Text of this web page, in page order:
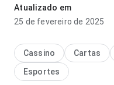
seções; os rótulos são
geral parece prático e
Atualizado em
25 de fevereiro de 2025
Cassino Cartas
Esportes